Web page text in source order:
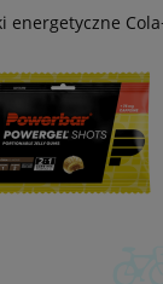
energetyczne